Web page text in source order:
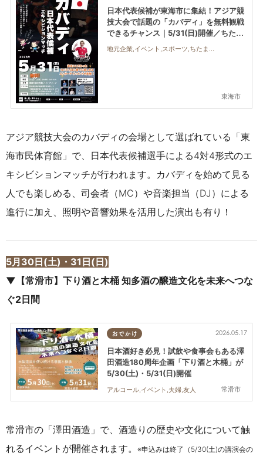
東海市
日本代表候補が東海市に集結！アジア競
技大会で話題の「カバディ」を無料観戦
できるチャンス｜5/31(日)開催／ちたま
る広告
地元企業,イベント,スポーツ,ちたまる広告,親子,おひとりさま,友人,トレンド
アジア競技大会のカバディの会場として選ばれている「東
海市民体育館」で、日本代表候補選手による4対4形式のエ
キシビションマッチが行われます。カバディを始めて見る
人でも楽しめる、司会者（MC）や音楽担当（DJ）による
進行に加え、照明や音響効果を活用した演出も有り！
5月30日(土)・31日(日)
▼【常滑市】 下り酒と木桶 知多酒の醸造文化を未来へつな
ぐ2日間
おでかけ
常滑市
2026.05.17
日本酒好き必見！試飲や食事会もある澤
田酒造180周年企画「下り酒と木桶」が
5/30(土)・5/31(日)開催
アルコール,イベント,夫婦,友人
常滑市の「澤田酒造」で、酒造りの歴史や文化について触
れるイベントが開催されます。
※申込みは終了（5/30(土)の講演会の